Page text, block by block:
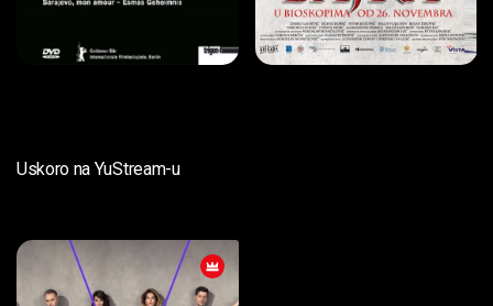
Uskoro na YuStream-u